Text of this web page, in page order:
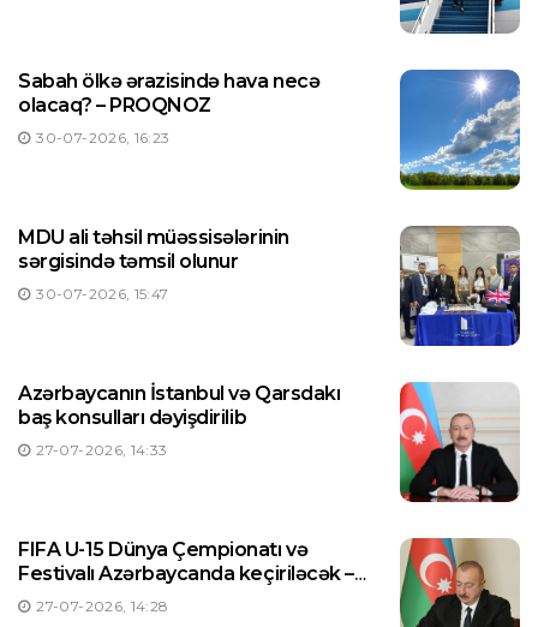
Sabah ölkə ərazisində hava necə
olacaq? – PROQNOZ
30-07-2026, 16:23
MDU ali təhsil müəssisələrinin
sərgisində təmsil olunur
30-07-2026, 15:47
Azərbaycanın İstanbul və Qarsdakı
baş konsulları dəyişdirilib
27-07-2026, 14:33
FIFA U-15 Dünya Çempionatı və
Festivalı Azərbaycanda keçiriləcək –
Prezident Sərəncam imzaladı
27-07-2026, 14:28